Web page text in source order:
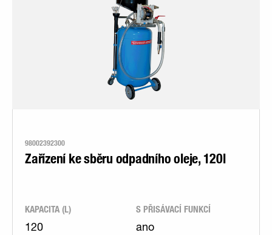
98002392300
Zařízení ke sběru odpadního oleje, 120l
KAPACITA (L)
120
S PŘISÁVACÍ FUNKCÍ
ano